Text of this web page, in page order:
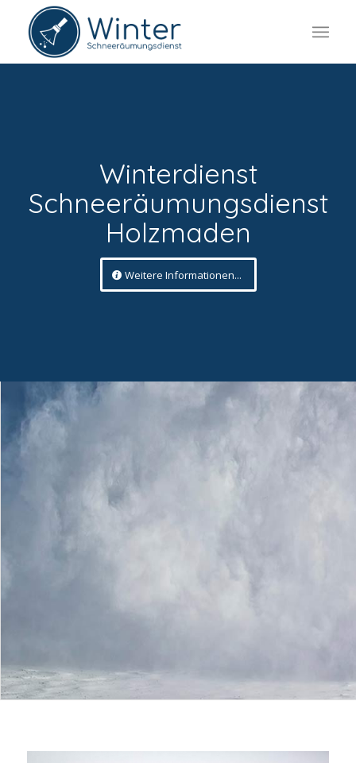
Winterdienst
Schneeräumungsdienst
Holzmaden
Weitere Informationen...